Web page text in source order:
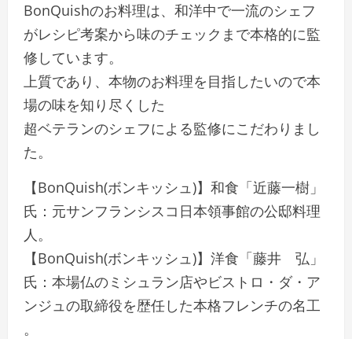
BonQuishのお料理は、和洋中で一流のシェフ
がレシピ考案から味のチェックまで本格的に監
修しています。
上質であり、本物のお料理を目指したいので本
場の味を知り尽くした
超ベテランのシェフによる監修にこだわりまし
た。
【BonQuish(ボンキッシュ)】和食「近藤一樹」
氏：元サンフランシスコ日本領事館の公邸料理
人。
【BonQuish(ボンキッシュ)】洋食「藤井 弘」
氏：本場仏のミシュラン店やビストロ・ダ・ア
ンジュの取締役を歴任した本格フレンチの名工
。